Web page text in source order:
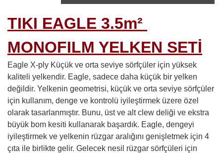
TIKI EAGLE 3.5m²
MONOFILM YELKEN SETİ
Eagle X-ply Küçük ve orta seviye sörfçüler için yüksek
kaliteli yelkendir. Eagle, sadece daha küçük bir yelken
değildir. Yelkenin geometrisi, küçük ve orta seviye sörfçüler
için kullanım, denge ve kontrolü iyileştirmek üzere özel
olarak tasarlanmıştır. Bunu, üst ve alt clew deliği ve ekstra
büyük bom kesiti kullanarak başardık. Eagle, dengeyi
iyileştirmek ve yelkenin rüzgar aralığını genişletmek için 4
çıta ile birlikte gelir. Gelecek nesil rüzgar sörfçüleri için